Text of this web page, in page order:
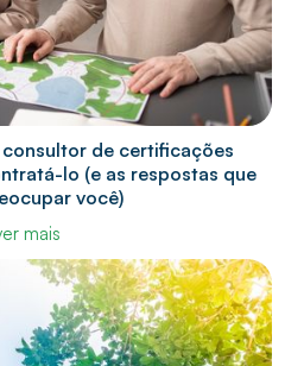
de certificações
lo (e as respostas que
você)
mais